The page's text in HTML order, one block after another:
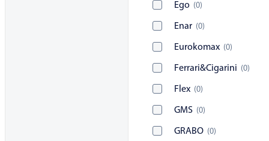
Ego (0)
Enar (0)
Eurokomax (0)
Ferrari&Cigarini (0)
Flex (0)
GMS (0)
GRABO (0)